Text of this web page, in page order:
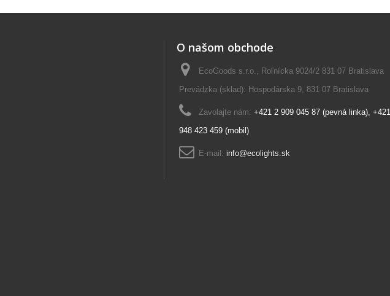
O našom obchode
EcoGoods s.r.o., Roľnícka 9024/2 831 07 Bratislava
Prevádzka (sklad): Hospodárska 9, 831 07 Bratislava
Zavolajte nám: +421 2 909 045 87 (pevná linka), +421
948 423 459 (mobil)
E-mail: info@ecolights.sk